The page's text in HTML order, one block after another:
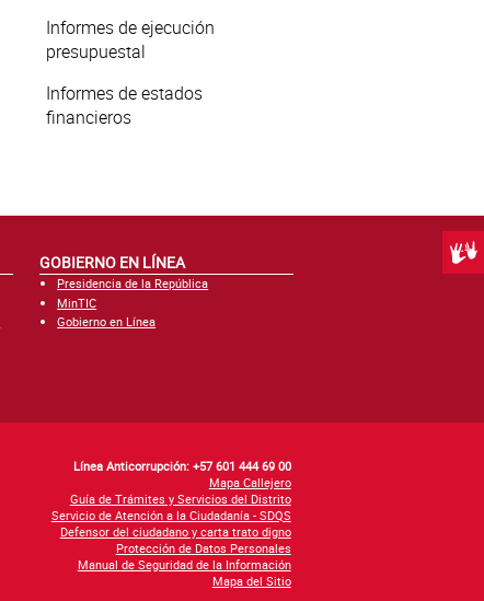
Informes de ejecución
presupuestal
Informes de estados
financieros
GOBIERNO EN LÍNEA
Presidencia de la República
MinTIC
Gobierno en Línea
Línea Anticorrupción: +57 601 444 69 00
Mapa Callejero
Guía de Trámites y Servicios del Distrito
Servicio de Atención a la Ciudadanía - SDQS
Defensor del ciudadano y carta trato digno
Protección de Datos Personales
Manual de Seguridad de la Información
Mapa del Sitio